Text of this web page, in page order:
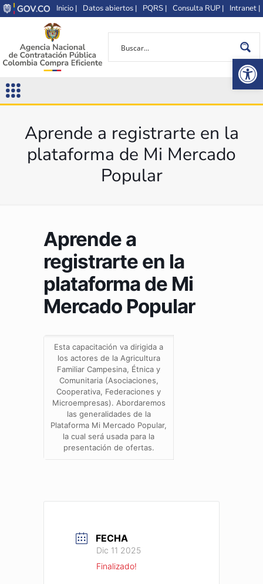
Inicio | Datos abiertos | PQRS | Consulta RUP | Intranet |
Aprende a registrarte en la
plataforma de Mi Mercado
Popular
Aprende a
registrarte en la
plataforma de Mi
Mercado Popular
Esta capacitación va dirigida a
los actores de la Agricultura
Familiar Campesina, Étnica y
Comunitaria (Asociaciones,
Cooperativa, Federaciones y
Microempresas). Abordaremos
las generalidades de la
Plataforma Mi Mercado Popular,
la cual será usada para la
presentación de ofertas.
FECHA
Dic 11 2025
Finalizado!